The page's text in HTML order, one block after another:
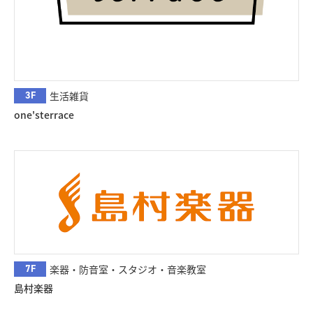
3F
生活雑貨
one'sterrace
7F
楽器・防音室・スタジオ・音楽教室
島村楽器